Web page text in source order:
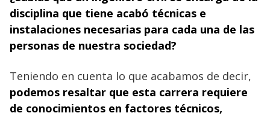
disciplina que tiene acabó técnicas e
instalaciones necesarias para cada una de las
personas de nuestra sociedad?
Teniendo en cuenta lo que acabamos de decir,
podemos resaltar que esta carrera requiere
de conocimientos en factores técnicos,